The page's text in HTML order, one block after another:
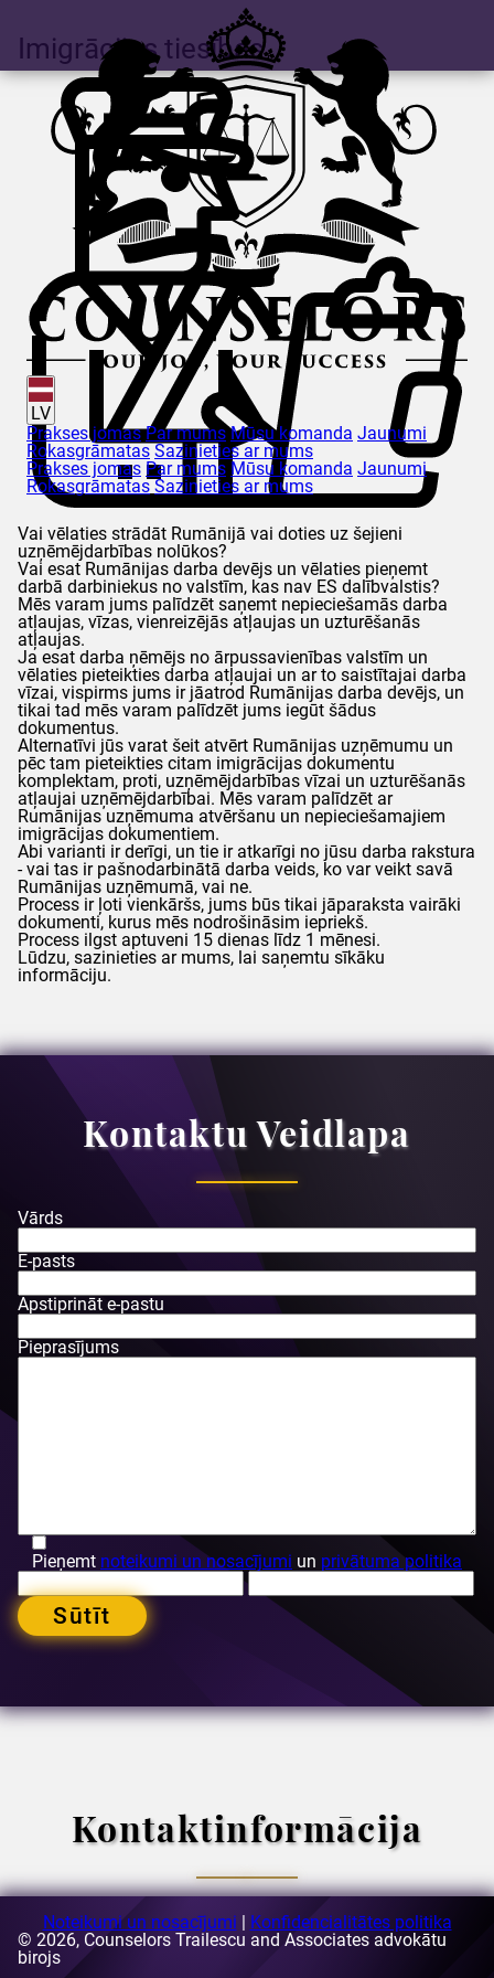
LV
Prakses jomas Par mums Mūsu komanda Jaunumi
Rokasgrāmatas Sazinieties ar mums
Prakses jomas Par mums Mūsu komanda Jaunumi
Rokasgrāmatas Sazinieties ar mums
Imigrācijas tiesības
Vai vēlaties strādāt Rumānijā vai doties uz šejieni
uzņēmējdarbības nolūkos?
Vai esat Rumānijas darba devējs un vēlaties pieņemt
darbā darbiniekus no valstīm, kas nav ES dalībvalstis?
Mēs varam jums palīdzēt saņemt nepieciešamās darba
atļaujas, vīzas, vienreizējās atļaujas un uzturēšanās
atļaujas.
Ja esat darba ņēmējs no ārpussavienības valstīm un
vēlaties pieteikties darba atļaujai un ar to saistītajai darba
vīzai, vispirms jums ir jāatrod Rumānijas darba devējs, un
tikai tad mēs varam palīdzēt jums iegūt šādus
dokumentus.
Alternatīvi jūs varat šeit atvērt Rumānijas uzņēmumu un
pēc tam pieteikties citam imigrācijas dokumentu
komplektam, proti, uzņēmējdarbības vīzai un uzturēšanās
atļaujai uzņēmējdarbībai. Mēs varam palīdzēt ar
Rumānijas uzņēmuma atvēršanu un nepieciešamajiem
imigrācijas dokumentiem.
Abi varianti ir derīgi, un tie ir atkarīgi no jūsu darba rakstura
- vai tas ir pašnodarbinātā darba veids, ko var veikt savā
Rumānijas uzņēmumā, vai ne.
Process ir ļoti vienkāršs, jums būs tikai jāparaksta vairāki
dokumenti, kurus mēs nodrošināsim iepriekš.
Process ilgst aptuveni 15 dienas līdz 1 mēnesi.
Lūdzu, sazinieties ar mums, lai saņemtu sīkāku
informāciju.
Kontaktu Veidlapa
Vārds
E-pasts
Apstiprināt e-pastu
Pieprasījums
Pieņemt noteikumi un nosacījumi un privātuma politika
Sūtīt
Kontaktinformācija
E-pasts:
[email protected]
Noteikumi un nosacījumi | Konfidencialitātes politika
© 2026, Counselors Trailescu and Associates advokātu
birojs